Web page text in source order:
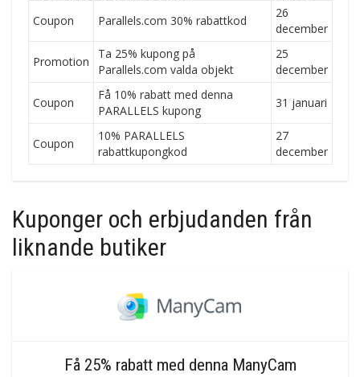
Coupon
Parallels.com 30% rabattkod
26
december
Promotion
Ta 25% kupong på
Parallels.com valda objekt
25
december
Coupon
Få 10% rabatt med denna
PARALLELS kupong
31 januari
Coupon
10% PARALLELS
rabattkupongkod
27
december
Kuponger och erbjudanden från
liknande butiker
Få 25% rabatt med denna ManyCam